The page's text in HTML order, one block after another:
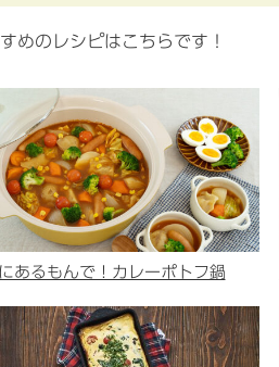
めのレシピはこちらです！
あるもんで！カレーポトフ鍋